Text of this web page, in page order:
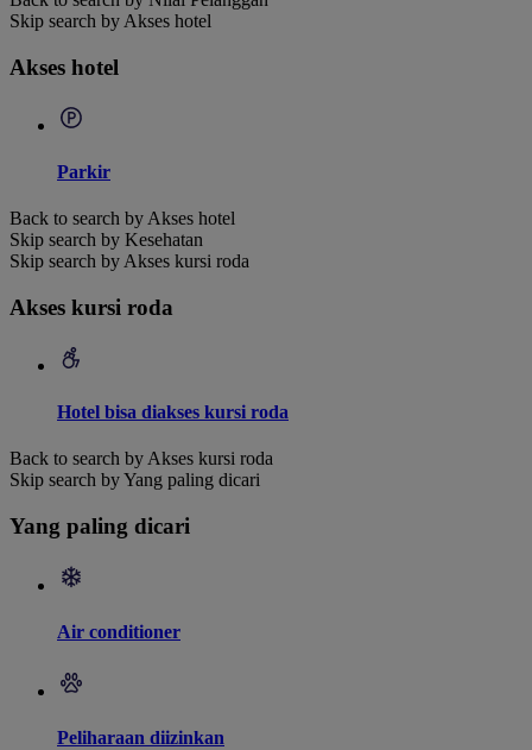
Skip search by Akses hotel
Akses hotel
Parkir
Back to search by Akses hotel
Skip search by Kesehatan
Skip search by Akses kursi roda
Akses kursi roda
Hotel bisa diakses kursi roda
Back to search by Akses kursi roda
Skip search by Yang paling dicari
Yang paling dicari
Air conditioner
Peliharaan diizinkan